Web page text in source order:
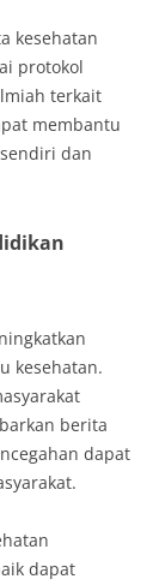
kesehatan
protokol
terkait
membantu
dan
kesehatan.
berita
dapat
dapat